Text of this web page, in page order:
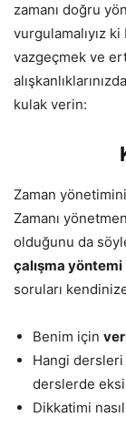
zamanı doğru
vurgulamalıyız
vazgeçmek ve
kulak verin:
Zaman
Zamanı
olduğunu da
çalışma yöntemi
soruları
Benim için
Hangi
derslerde
Dikkatimi